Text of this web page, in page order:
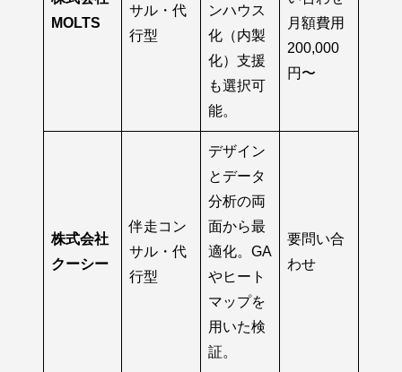
MOLTS
サル・代
行型
ンハウス
化（内製
化）支援
も選択可
能。
月額費用
200,000
円〜
株式会社
クーシー
伴走コン
サル・代
行型
デザイン
とデータ
分析の両
面から最
適化。GA
やヒート
マップを
用いた検
証。
要問い合
わせ